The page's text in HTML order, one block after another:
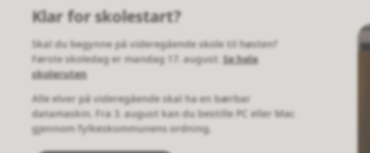
Klar for skolestart?
Skal du begynne på videregående skole til høsten?
Første skoledag er mandag 17. august. Se hele
skoleruten
Alle elver på videregående skal ha en bærbar
datamaskin. Fra 3. august kan du bestille PC eller Mac
gjennom fylkeskommunens ordning.